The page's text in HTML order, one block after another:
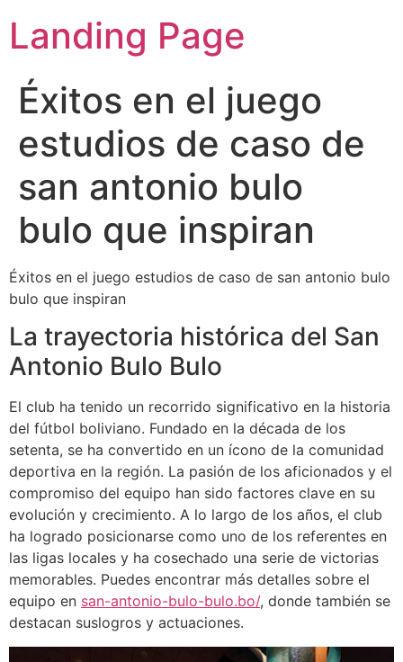
Landing Page
Éxitos en el juego
estudios de caso de
san antonio bulo
bulo que inspiran
Éxitos en el juego estudios de caso de san antonio bulo
bulo que inspiran
La trayectoria histórica del San
Antonio Bulo Bulo
El club ha tenido un recorrido significativo en la historia
del fútbol boliviano. Fundado en la década de los
setenta, se ha convertido en un ícono de la comunidad
deportiva en la región. La pasión de los aficionados y el
compromiso del equipo han sido factores clave en su
evolución y crecimiento. A lo largo de los años, el club
ha logrado posicionarse como uno de los referentes en
las ligas locales y ha cosechado una serie de victorias
memorables. Puedes encontrar más detalles sobre el
equipo en san-antonio-bulo-bulo.bo/, donde también se
destacan suslogros y actuaciones.